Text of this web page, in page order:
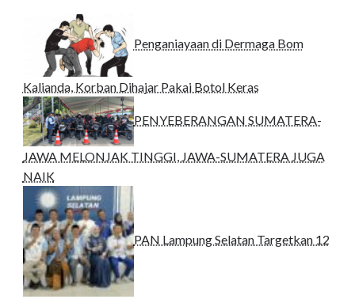
Penganiayaan di Dermaga Bom
Kalianda, Korban Dihajar Pakai Botol Keras
PENYEBERANGAN SUMATERA-
JAWA MELONJAK TINGGI, JAWA-SUMATERA JUGA
NAIK
PAN Lampung Selatan Targetkan 12